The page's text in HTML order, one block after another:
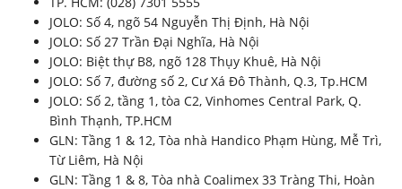
JOLO: Số 4, ngõ 54 Nguyễn Thị Định, Hà Nội
JOLO: Số 27 Trần Đại Nghĩa, Hà Nội
JOLO: Biệt thự B8, ngõ 128 Thụy Khuê, Hà Nội
JOLO: Số 7, đường số 2, Cư Xá Đô Thành, Q.3, Tp.HCM
JOLO: Số 2, tầng 1, tòa C2, Vinhomes Central Park, Q.
Bình Thạnh, TP.HCM
GLN: Tầng 1 & 12, Tòa nhà Handico Phạm Hùng, Mễ Trì,
Từ Liêm, Hà Nội
GLN: Tầng 1 & 8, Tòa nhà Coalimex 33 Tràng Thi, Hoàn